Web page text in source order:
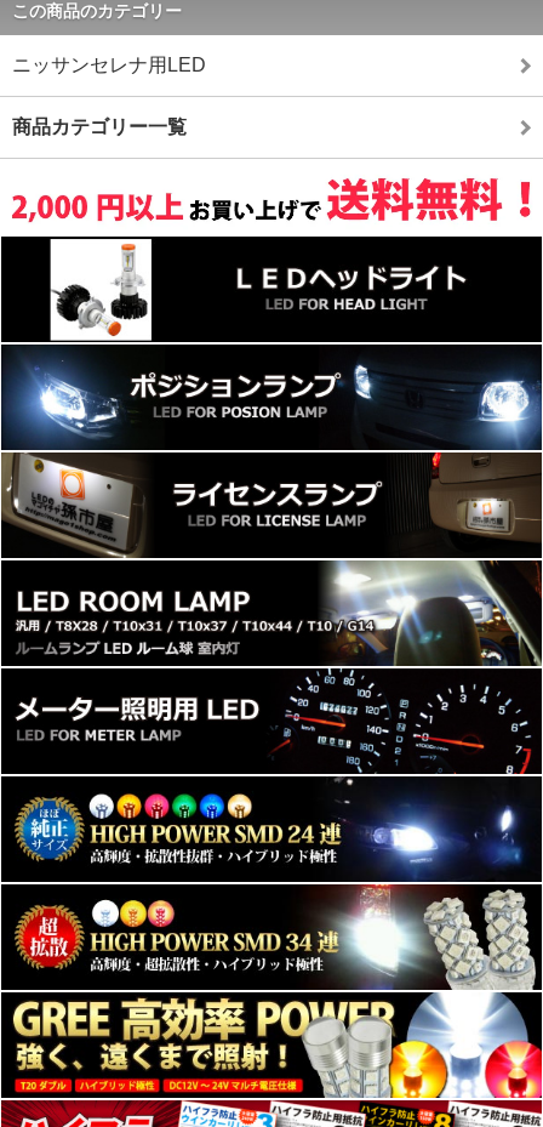
この商品のカテゴリー
ニッサンセレナ用LED
商品カテゴリー一覧